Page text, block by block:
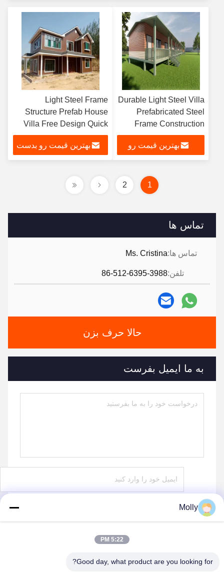
تماس ها
تماس ها:Ms. Cristina
تلفن:86-512-6395-3988
حالا حرف بزن
به ما ایمیل بفرست
بفرست
Durable Light Steel Villa
Prefabricated Steel
Frame Construction
Homes
بهترین قیمت رو
Light Steel Frame
Structure Prefab House
Villa Free Design Quick
Assembly
بهترین قیمت رو بدست
1
2
Molly
5:22 PM
Good day, what product are you looking for?